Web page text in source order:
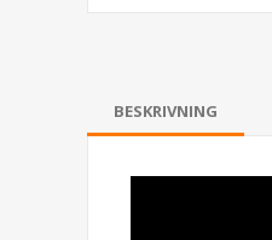
BESKRIVNING